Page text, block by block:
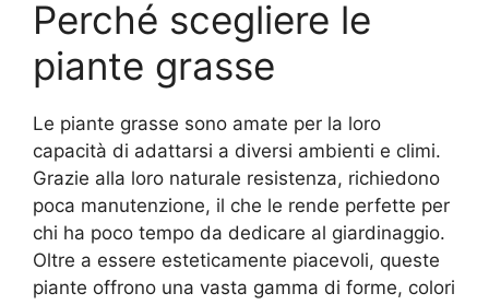
Perché scegliere le
piante grasse
Le piante grasse sono amate per la loro
capacità di adattarsi a diversi ambienti e climi.
Grazie alla loro naturale resistenza, richiedono
poca manutenzione, il che le rende perfette per
chi ha poco tempo da dedicare al giardinaggio.
Oltre a essere esteticamente piacevoli, queste
piante offrono una vasta gamma di forme, colori